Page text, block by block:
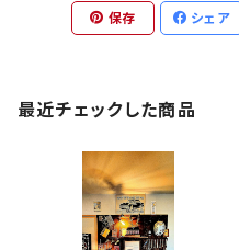
保存 シェア
最近チェックした商品